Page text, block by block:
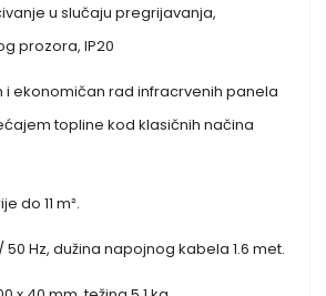
u slučaju pregrijavanja,
prozora, IP20
i ekonomičan rad infracrvenih panela
topline kod klasičnih načina
do 11 m².
50 Hz, dužina napojnog kabela 1.6 met.